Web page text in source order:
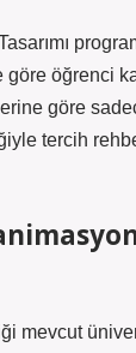
göre öğrenci
göre
tercih
mevcut